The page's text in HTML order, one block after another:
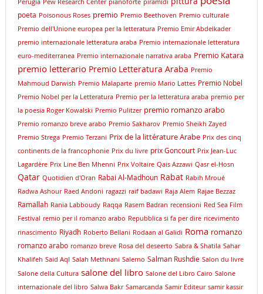
Perugia Pew Research Center pianoforte piramidi
poeta Poisonous Roses premio Premio Beethoven Premio culturale
Premio dell'Unione europea per la letteratura Premio Emir Abdelkader
premio internazionale letteratura araba Premio internazionale letteratura
euro-mediterranea Premio internazionale narrativa araba Premio Katara
premio letterario Premio Letteratura Araba Premio
Mahmoud Darwish Premio Malaparte premio Mario Lattes Premio Nobel
Premio Nobel per la Letteratura Premio per la letteratura araba premio per
la poesia Roger Kowalski Premio Pulitzer premio romanzo arabo
Premio romanzo breve arabo Premio Sakharov Premio Sheikh Zayed
Premio Strega Premio Terzani Prix de la littérature Arabe Prix des cinq
continents de la francophonie Prix du livre prix Goncourt Prix Jean-Luc
Lagardère Prix Line Ben Mhenni Prix Voltaire Qais Azzawi Qasr el-Hosn
Qatar Quotidien d'Oran Rabai Al-Madhoun Rabat Rabih Mroué
Radwa Ashour Raed Andoni ragazzi raif badawi Raja Alem Rajae Bezzaz
Ramallah Rania Labboudy Raqqa Rasem Badran recensioni Red Sea Film
Festival remio per il romanzo arabo Repubblica si fa per dire ricevimento
rinascimento Riyadh Roberto Bellani Rodaan al Galidi Roma romanzo
romanzo arabo romanzo breve Rosa del deseerto Sabra & Shatila Sahar
Khalifeh Said Aql Salah Methnani Salerno Salman Rushdie Salon du livre
Salone della Cultura salone del libro Salone del Libro Cairo Salone
internazionale del libro Salwa Bakr Samarcanda Samir Editeur samir kassir